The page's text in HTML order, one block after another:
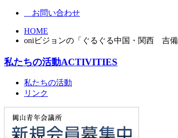
お問い合わせ
HOME
oniビジョンの「ぐるぐる中国・関西 吉備
私たちの活動ACTIVITIES
私たちの活動
リンク